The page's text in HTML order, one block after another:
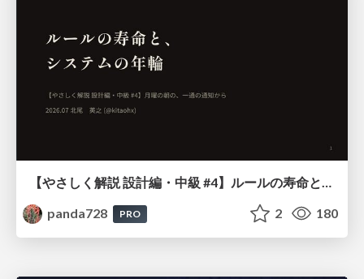
【やさしく解説 設計編・中級 #4】ルールの寿命と、システムの年輪
panda728
PRO 2 180